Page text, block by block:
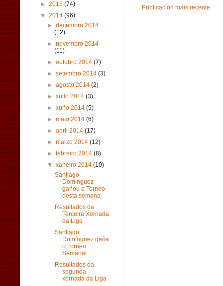
Publicación máis recente
► 2015 (74)
▼ 2014 (96)
►decembro 2014
(12)
►novembro 2014
(11)
►outubro 2014(7)
►setembro 2014(3)
►agosto 2014(2)
►xullo 2014(3)
►xuño 2014(5)
►maio 2014(6)
►abril 2014(17)
►marzo 2014(12)
►febreiro 2014(8)
▼xaneiro 2014(10)
Santiago
Domínguez
gañou o Torneo
desta semana
Resultados da
Terceira Xornada
da Liga
Santiago
Domínguez gaña
o Torneo
Semanal
Resultados da
segunda
xornada da Liga